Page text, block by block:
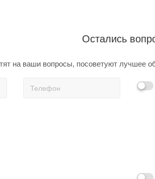
Остались
на ваши вопросы, посоветуют лучшее